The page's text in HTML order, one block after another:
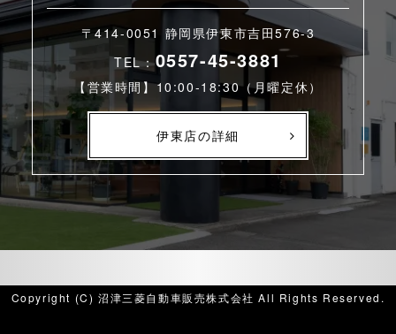
〒414-0051 静岡県伊東市吉田576-3
TEL：0557-45-3881
【営業時間】10:00-18:30（月曜定休）
伊東店の詳細
Copyright (C) 沼津三菱自動車販売株式会社 All Rights Reserved.